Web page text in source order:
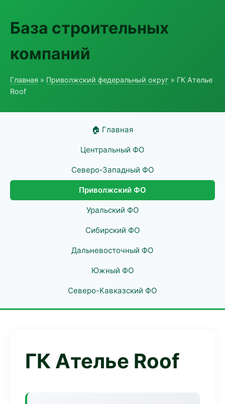
База строительных
компаний
Главная » Приволжский федеральный округ » ГК Ателье
Roof
🏠 Главная
Центральный ФО
Северо-Западный ФО
Приволжский ФО
Уральский ФО
Сибирский ФО
Дальневосточный ФО
Южный ФО
Северо-Кавказский ФО
ГК Ателье Roof